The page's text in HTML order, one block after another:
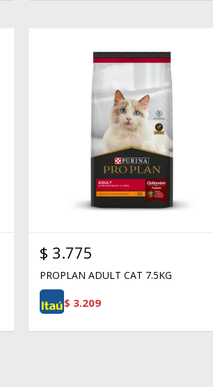
$ 3.775
PROPLAN ADULT CAT 7.5KG
$ 3.209